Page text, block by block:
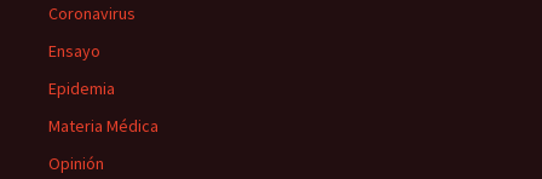
Coronavirus
Ensayo
Epidemia
Materia Médica
Opinión